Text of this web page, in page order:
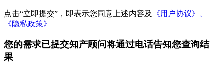
点击“立即提交”，即表示您同意上述内容及
《用户协议》、
《隐私政策》
您的需求已提交知产顾问将通过电话告知您查询结
果